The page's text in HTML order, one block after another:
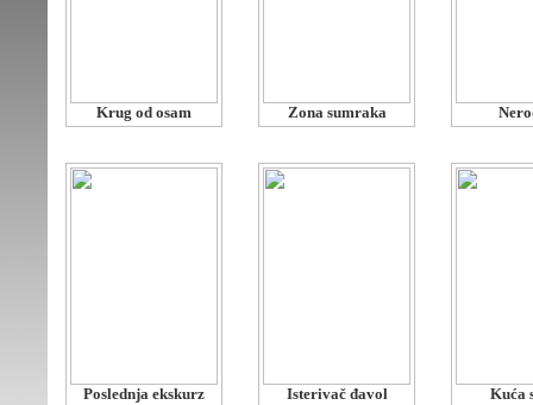
Krug od osam Zona sumraka
Poslednja ekskurz Isterivač đavol Kuća